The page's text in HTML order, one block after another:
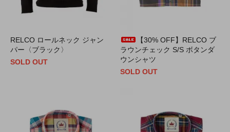
RELCO ロールネック ジャン
パー〈ブラック〉
SOLD OUT
【30% OFF】RELCO ブ
ラウンチェック S/S ボタンダ
ウンシャツ
SOLD OUT